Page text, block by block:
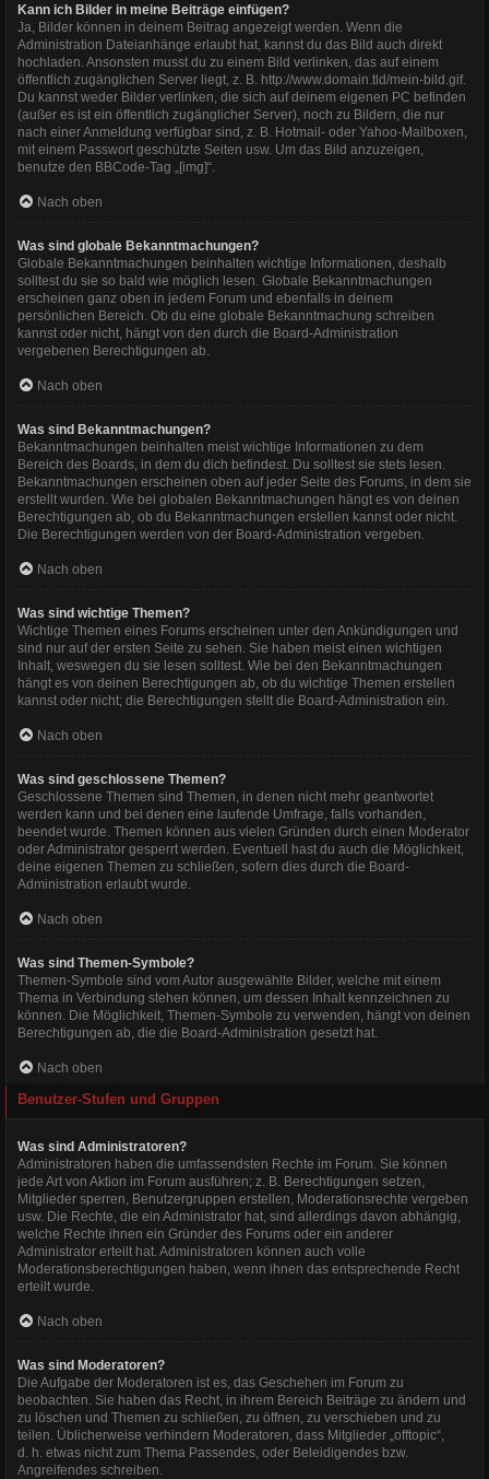
Kann ich Bilder in meine Beiträge einfügen?
Ja, Bilder können in deinem Beitrag angezeigt werden. Wenn die
Administration Dateianhänge erlaubt hat, kannst du das Bild auch direkt
hochladen. Ansonsten musst du zu einem Bild verlinken, das auf einem
öffentlich zugänglichen Server liegt, z. B. http://www.domain.tld/mein-bild.gif.
Du kannst weder Bilder verlinken, die sich auf deinem eigenen PC befinden
(außer es ist ein öffentlich zugänglicher Server), noch zu Bildern, die nur
nach einer Anmeldung verfügbar sind, z. B. Hotmail- oder Yahoo-Mailboxen,
mit einem Passwort geschützte Seiten usw. Um das Bild anzuzeigen,
benutze den BBCode-Tag „[img]“.
Nach oben
Was sind globale Bekanntmachungen?
Globale Bekanntmachungen beinhalten wichtige Informationen, deshalb
solltest du sie so bald wie möglich lesen. Globale Bekanntmachungen
erscheinen ganz oben in jedem Forum und ebenfalls in deinem
persönlichen Bereich. Ob du eine globale Bekanntmachung schreiben
kannst oder nicht, hängt von den durch die Board-Administration
vergebenen Berechtigungen ab.
Nach oben
Was sind Bekanntmachungen?
Bekanntmachungen beinhalten meist wichtige Informationen zu dem
Bereich des Boards, in dem du dich befindest. Du solltest sie stets lesen.
Bekanntmachungen erscheinen oben auf jeder Seite des Forums, in dem sie
erstellt wurden. Wie bei globalen Bekanntmachungen hängt es von deinen
Berechtigungen ab, ob du Bekanntmachungen erstellen kannst oder nicht.
Die Berechtigungen werden von der Board-Administration vergeben.
Nach oben
Was sind wichtige Themen?
Wichtige Themen eines Forums erscheinen unter den Ankündigungen und
sind nur auf der ersten Seite zu sehen. Sie haben meist einen wichtigen
Inhalt, weswegen du sie lesen solltest. Wie bei den Bekanntmachungen
hängt es von deinen Berechtigungen ab, ob du wichtige Themen erstellen
kannst oder nicht; die Berechtigungen stellt die Board-Administration ein.
Nach oben
Was sind geschlossene Themen?
Geschlossene Themen sind Themen, in denen nicht mehr geantwortet
werden kann und bei denen eine laufende Umfrage, falls vorhanden,
beendet wurde. Themen können aus vielen Gründen durch einen Moderator
oder Administrator gesperrt werden. Eventuell hast du auch die Möglichkeit,
deine eigenen Themen zu schließen, sofern dies durch die Board-
Administration erlaubt wurde.
Nach oben
Was sind Themen-Symbole?
Themen-Symbole sind vom Autor ausgewählte Bilder, welche mit einem
Thema in Verbindung stehen können, um dessen Inhalt kennzeichnen zu
können. Die Möglichkeit, Themen-Symbole zu verwenden, hängt von deinen
Berechtigungen ab, die die Board-Administration gesetzt hat.
Nach oben
Benutzer-Stufen und Gruppen
Was sind Administratoren?
Administratoren haben die umfassendsten Rechte im Forum. Sie können
jede Art von Aktion im Forum ausführen; z. B. Berechtigungen setzen,
Mitglieder sperren, Benutzergruppen erstellen, Moderationsrechte vergeben
usw. Die Rechte, die ein Administrator hat, sind allerdings davon abhängig,
welche Rechte ihnen ein Gründer des Forums oder ein anderer
Administrator erteilt hat. Administratoren können auch volle
Moderationsberechtigungen haben, wenn ihnen das entsprechende Recht
erteilt wurde.
Nach oben
Was sind Moderatoren?
Die Aufgabe der Moderatoren ist es, das Geschehen im Forum zu
beobachten. Sie haben das Recht, in ihrem Bereich Beiträge zu ändern und
zu löschen und Themen zu schließen, zu öffnen, zu verschieben und zu
teilen. Üblicherweise verhindern Moderatoren, dass Mitglieder „offtopic“,
d. h. etwas nicht zum Thema Passendes, oder Beleidigendes bzw.
Angreifendes schreiben.